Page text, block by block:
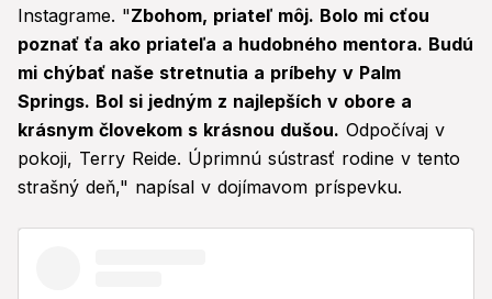
Instagrame. "Zbohom, priateľ môj. Bolo mi cťou
poznať ťa ako priateľa a hudobného mentora. Budú
mi chýbať naše stretnutia a príbehy v Palm
Springs. Bol si jedným z najlepších v obore a
krásnym človekom s krásnou dušou. Odpočívaj v
pokoji, Terry Reide. Úprimnú sústrasť rodine v tento
strašný deň," napísal v dojímavom príspevku.